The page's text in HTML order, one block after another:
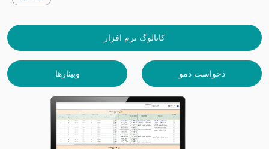
کاتالوگ نرم افزار
وبینارها دخواست دمو